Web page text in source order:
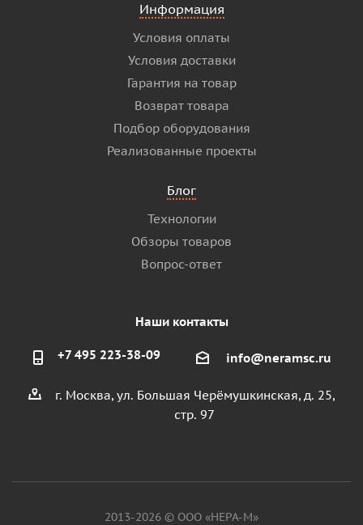
Информация
Условия оплаты
Условия доставки
Гарантия на товар
Возврат товара
Подбор оборудования
Реализованные проекты
Блог
Технологии
Обзоры товаров
Вопрос-ответ
Наши контакты
+7 495 223-38-09 info@neramsc.ru
г. Москва, ул. Большая Черёмушкинская, д. 25,
стр. 97
2013-2026 © ООО «НЕРА-М»